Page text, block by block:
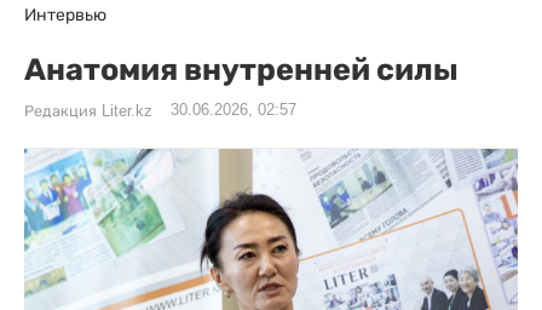
Интервью
Анатомия внутренней силы
Редакция Liter.kz 30.06.2026, 02:57